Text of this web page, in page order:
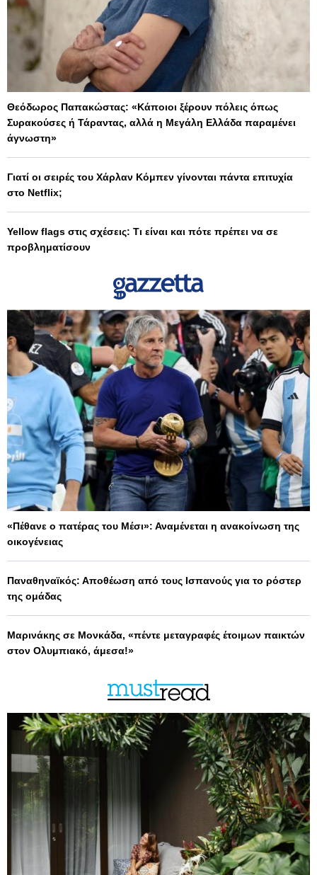
Θεόδωρος Παπακώστας: «Κάποιοι ξέρουν πόλεις όπως
Συρακούσες ή Τάραντας, αλλά η Μεγάλη Ελλάδα παραμένει
άγνωστη»
Γιατί οι σειρές του Χάρλαν Κόμπεν γίνονται πάντα επιτυχία
στο Netflix;
Yellow flags στις σχέσεις: Τι είναι και πότε πρέπει να σε
προβληματίσουν
«Πέθανε ο πατέρας του Μέσι»: Αναμένεται η ανακοίνωση της
οικογένειας
Παναθηναϊκός: Αποθέωση από τους Ισπανούς για το ρόστερ
της ομάδας
Μαρινάκης σε Μονκάδα, «πέντε μεταγραφές έτοιμων παικτών
στον Ολυμπιακό, άμεσα!»